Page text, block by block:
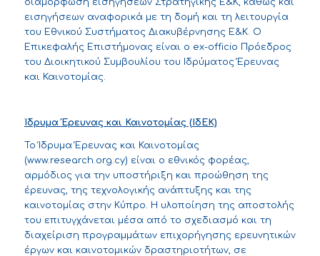
διαμόρφωση εισηγήσεων Στρατηγικής Ε&Κ, καθώς και
εισηγήσεων αναφορικά με τη δομή και τη λειτουργία
του Εθνικού Συστήματος Διακυβέρνησης Ε&Κ. Ο
Επικεφαλής Επιστήμονας είναι ο ex-officio Πρόεδρος
του Διοικητικού Συμβουλίου του Ιδρύματος Έρευνας
και Καινοτομίας.
Ίδρυμα Έρευνας και Καινοτομίας (ΙδΕΚ)
Το Ίδρυμα Έρευνας και Καινοτομίας
(www.research.org.cy) είναι ο εθνικός φορέας,
αρμόδιος για την υποστήριξη και προώθηση της
έρευνας, της τεχνολογικής ανάπτυξης και της
καινοτομίας στην Κύπρο. Η υλοποίηση της αποστολής
του επιτυγχάνεται μέσα από το σχεδιασμό και τη
διαχείριση προγραμμάτων επιχορήγησης ερευνητικών
έργων και καινοτομικών δραστηριοτήτων, σε